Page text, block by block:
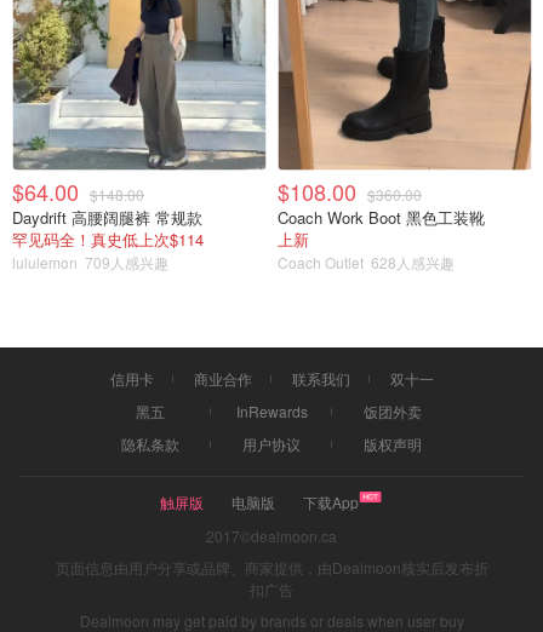
宝藏撰稿人 清凉OOTD
$64.00 $148.00
Daydrift 高腰阔腿裤 常规款
罕见码全！真史低上次$114
lululemon 709人感兴趣
$108.00 $360.00
Coach Work Boot 黑色工装靴
上新
Coach Outlet 628人感兴趣
信用卡 商业合作 联系我们
双十一
黑五
InRewards
饭团外卖
隐私条款
用户协议 版权声明
触屏版 电脑版
下载App
2017©dealmoon.ca
页面信息由用户分享或品牌、商家提供，由Dealmoon核实后发布折
扣广告
Dealmoon may get paid by brands or deals when user buy